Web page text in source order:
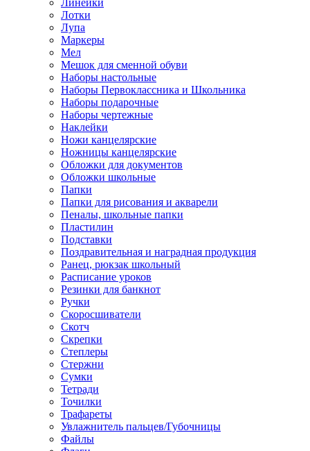
Линейки
Лотки
Лупа
Маркеры
Мел
Мешок для сменной обуви
Наборы настольные
Наборы Первоклассника и Школьника
Наборы подарочные
Наборы чертежные
Наклейки
Ножи канцелярские
Ножницы канцелярские
Обложки для документов
Обложки школьные
Папки
Папки для рисования и акварели
Пеналы, школьные папки
Пластилин
Подставки
Поздравительная и наградная продукция
Ранец, рюкзак школьный
Расписание уроков
Резинки для банкнот
Ручки
Скоросшиватели
Скотч
Скрепки
Степлеры
Стержни
Сумки
Тетради
Точилки
Трафареты
Увлажнитель пальцев/Губочницы
Файлы